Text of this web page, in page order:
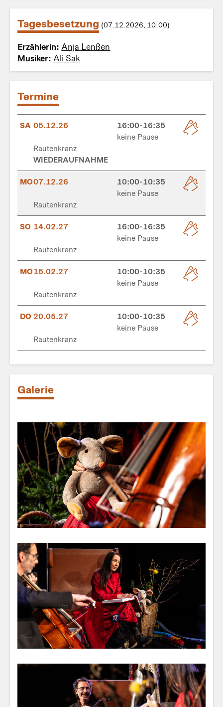
Tagesbesetzung (07.12.2026, 10:00)
Erzählerin:Anja Lenßen
Musiker:Ali Sak
Termine
SA 05.12.26
16:00-16:35
keine Pause
Rautenkranz
WIEDERAUFNAHME
MO07.12.26
10:00-10:35
keine Pause
Rautenkranz
SO 14.02.27
16:00-16:35
keine Pause
Rautenkranz
MO15.02.27
10:00-10:35
keine Pause
Rautenkranz
DO 20.05.27
10:00-10:35
keine Pause
Rautenkranz
Galerie